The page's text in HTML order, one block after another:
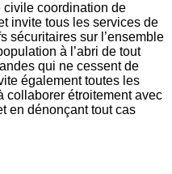
civile coordination de
invite tous les services de
sécuritaires sur l’ensemble
à l’abri de tout
qui ne cessent de
également toutes les
collaborer étroitement avec
en dénonçant tout cas